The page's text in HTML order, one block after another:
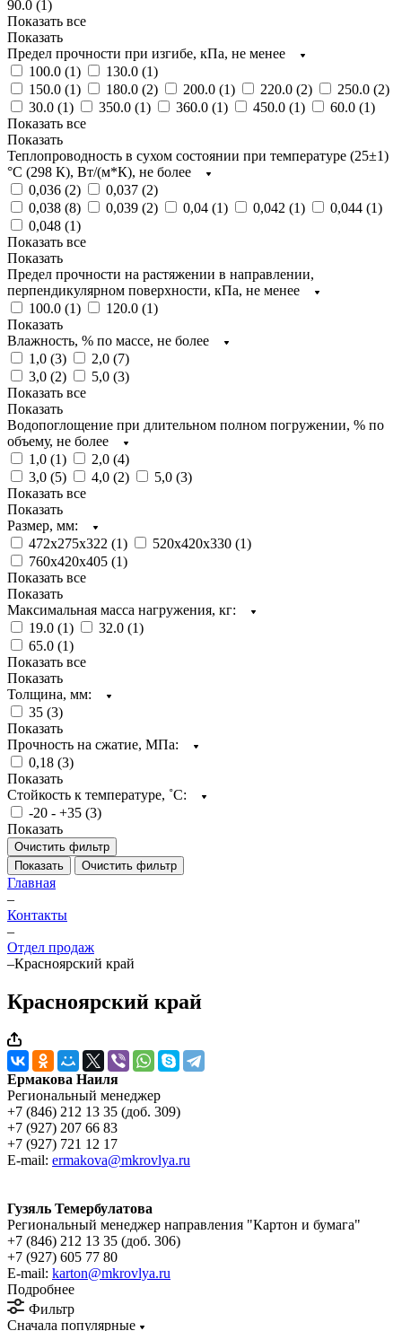
90.0 (1)
Показать все
Показать
Предел прочности при изгибе, кПа, не менее
100.0 (1) 130.0 (1)
150.0 (1) 180.0 (2) 200.0 (1) 220.0 (2) 250.0 (2)
30.0 (1) 350.0 (1) 360.0 (1) 450.0 (1) 60.0 (1)
Показать все
Показать
Теплопроводность в сухом состоянии при температуре (25±1)
°С (298 К), Вт/(м*К), не более
0,036 (2) 0,037 (2)
0,038 (8) 0,039 (2) 0,04 (1) 0,042 (1) 0,044 (1)
0,048 (1)
Показать все
Показать
Предел прочности на растяжении в направлении,
перпендикулярном поверхности, кПа, не менее
100.0 (1) 120.0 (1)
Показать
Влажность, % по массе, не более
1,0 (3) 2,0 (7)
3,0 (2) 5,0 (3)
Показать все
Показать
Водопоглощение при длительном полном погружении, % по
объему, не более
1,0 (1) 2,0 (4)
3,0 (5) 4,0 (2) 5,0 (3)
Показать все
Показать
Размер, мм:
472х275х322 (1) 520х420х330 (1)
760х420х405 (1)
Показать все
Показать
Максимальная масса нагружения, кг:
19.0 (1) 32.0 (1)
65.0 (1)
Показать все
Показать
Толщина, мм:
35 (3)
Показать
Прочность на сжатие, МПа:
0,18 (3)
Показать
Стойкость к температуре, ˚С:
-20 - +35 (3)
Показать
Очистить фильтр
Показать
Очистить фильтр
Главная
–
Контакты
–
Отдел продаж
–Красноярский край
Красноярский край
Ермакова Наиля
Региональный менеджер
+7 (846) 212 13 35 (доб. 309)
+7 (927) 207 66 83
+7 (927) 721 12 17
E-mail: ermakova@mkrovlya.ru
Гузяль Темербулатова
Региональный менеджер направления "Картон и бумага"
+7 (846) 212 13 35 (доб. 306)
+7 (927) 605 77 80
E-mail: karton@mkrovlya.ru
Подробнее
Фильтр
Сначала популярные